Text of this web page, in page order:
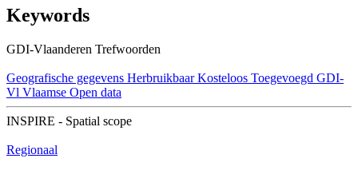
Keywords
GDI-Vlaanderen Trefwoorden
Geografische gegevens Herbruikbaar Kosteloos Toegevoegd GDI-
Vl Vlaamse Open data
INSPIRE - Spatial scope
Regionaal